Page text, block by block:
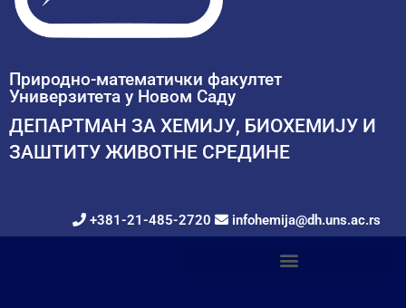
Природно-математички факултет
Универзитета у Новом Саду
ДЕПАРТМАН ЗА ХЕМИЈУ, БИОХЕМИЈУ И
ЗАШТИТУ ЖИВОТНЕ СРЕДИНЕ
+381-21-485-2720 infohemija@dh.uns.ac.rs